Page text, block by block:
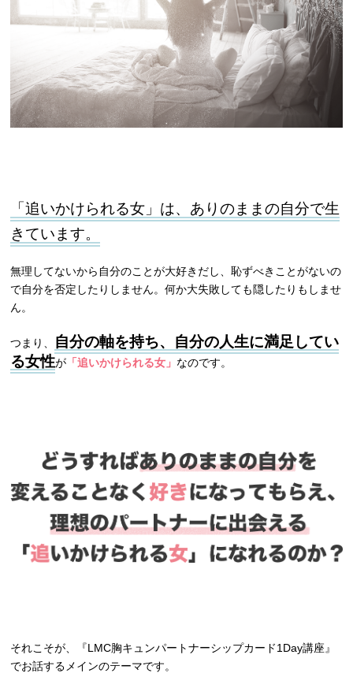
「追いかけられる女」は、ありのままの自分で生
きています。
無理してないから自分のことが大好きだし、恥ずべきことがないの
で自分を否定したりしません。何か大失敗しても隠したりもしませ
ん。
つまり、 自分の軸を持ち、自分の人生に満足してい
る女性が 「追いかけられる女」 なのです。
それこそが、『LMC胸キュンパートナーシップカード1Day講座』
でお話するメインのテーマです。